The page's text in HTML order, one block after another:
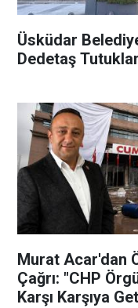
Üsküdar
Dedetaş
Murat Acar'dan
Çağrı: "CHP
Karşı Karşıya